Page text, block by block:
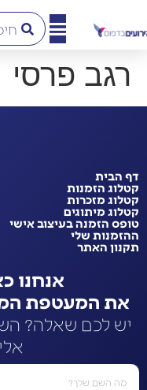
רגב פרסי
דף הבית
קטלוג הזמנות
קטלוג מזכרות
קטלוג מיתוגים
טופס הזמנה בעיצוב אישי
ההזמנות שלי
תקנון האתר
אנחנו
את המעטפת
יש לכם שאלה?